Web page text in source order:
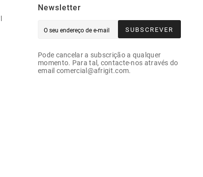
Newsletter
SUBSCREVER
Pode cancelar a subscrição a qualquer
momento. Para tal, contacte-nos através do
email comercial@afrigit.com.